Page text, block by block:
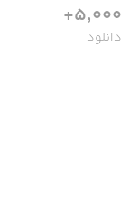
5,000+
دانلود